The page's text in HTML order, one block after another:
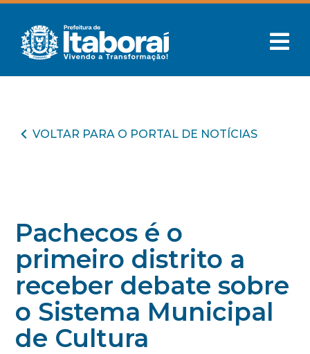
VOLTAR PARA O PORTAL DE NOTÍCIAS
Pachecos é o
primeiro distrito a
receber debate sobre
o Sistema Municipal
de Cultura